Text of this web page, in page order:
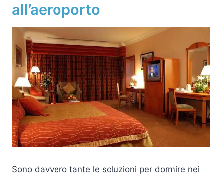
all’aeroporto
Sono davvero tante le soluzioni per dormire nei